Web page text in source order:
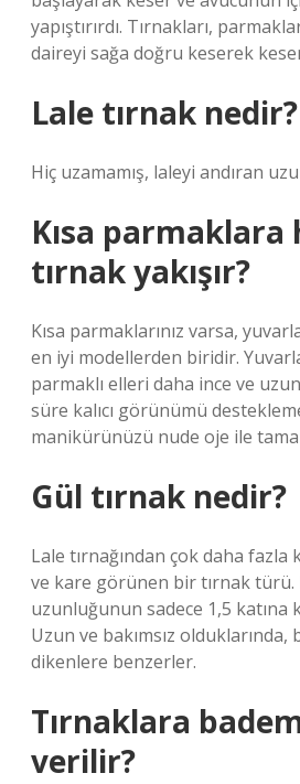
yapıştırırdı. Tırnakları,
daireyi sağa doğru keserek
Lale tırnak nedir?
Hiç uzamamış, laleyi andıran
Kısa parmaklara
tırnak yakışır?
Kısa parmaklarınız varsa,
en iyi modellerden biridir.
parmaklı elleri daha ince ve
süre kalıcı görünümü
manikürünüzü nude oje ile
Gül tırnak nedir?
Lale tırnağından çok daha
ve kare görünen bir tırnak türü.
uzunluğunun sadece 1,5 katına
Uzun ve bakımsız olduklarında,
dikenlere benzerler.
Tırnaklara
verilir?